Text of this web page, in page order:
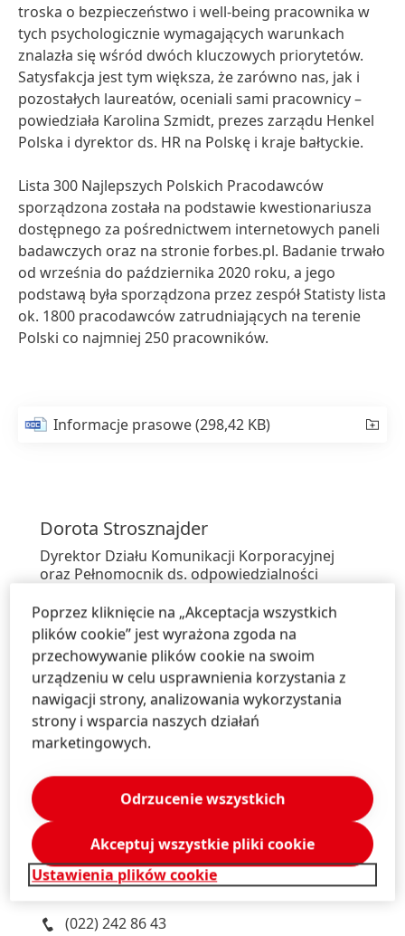
troska o bezpieczeństwo i well-being pracownika w
tych psychologicznie wymagających warunkach
znalazła się wśród dwóch kluczowych priorytetów.
Satysfakcja jest tym większa, że zarówno nas, jak i
pozostałych laureatów, oceniali sami pracownicy –
powiedziała Karolina Szmidt, prezes zarządu Henkel
Polska i dyrektor ds. HR na Polskę i kraje bałtyckie.
Lista 300 Najlepszych Polskich Pracodawców
sporządzona została na podstawie kwestionariusza
dostępnego za pośrednictwem internetowych paneli
badawczych oraz na stronie forbes.pl. Badanie trwało
od września do października 2020 roku, a jego
podstawą była sporządzona przez zespół Statisty lista
ok. 1800 pracodawców zatrudniających na terenie
Polski co najmniej 250 pracowników.
Informacje prasowe(298,42 KB)
Dorota Strosznajder
Dyrektor Działu Komunikacji Korporacyjnej
oraz Pełnomocnik ds. odpowiedzialności
Henkel Polska
+48-22-56-56-665
dorota.strosznajder@henkel.com
Pobierz wizytówkę
Dodaj do ulubionych
MagdalenaBryksa Szymańczak
Solski Communications Sp. z o.o.
(022) 242 86 43
Poprzez kliknięcie na „Akceptacja wszystkich
plików cookie” jest wyrażona zgoda na
przechowywanie plików cookie na swoim
urządzeniu w celu usprawnienia korzystania z
nawigacji strony, analizowania wykorzystania
strony i wsparcia naszych działań
marketingowych.
Ustawienia plików cookie
Odrzucenie wszystkich
Akceptuj wszystkie pliki cookie